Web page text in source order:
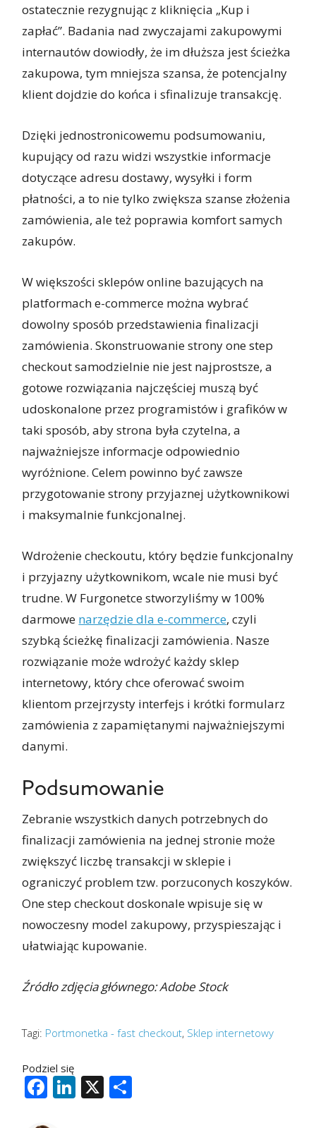
ostatecznie rezygnując z kliknięcia „Kup i
zapłać”. Badania nad zwyczajami zakupowymi
internautów dowiodły, że im dłuższa jest ścieżka
zakupowa, tym mniejsza szansa, że potencjalny
klient dojdzie do końca i sfinalizuje transakcję.
Dzięki jednostronicowemu podsumowaniu,
kupujący od razu widzi wszystkie informacje
dotyczące adresu dostawy, wysyłki i form
płatności, a to nie tylko zwiększa szanse złożenia
zamówienia, ale też poprawia komfort samych
zakupów.
W większości sklepów online bazujących na
platformach e-commerce można wybrać
dowolny sposób przedstawienia finalizacji
zamówienia. Skonstruowanie strony one step
checkout samodzielnie nie jest najprostsze, a
gotowe rozwiązania najczęściej muszą być
udoskonalone przez programistów i grafików w
taki sposób, aby strona była czytelna, a
najważniejsze informacje odpowiednio
wyróżnione. Celem powinno być zawsze
przygotowanie strony przyjaznej użytkownikowi
i maksymalnie funkcjonalnej.
Wdrożenie checkoutu, który będzie funkcjonalny
i przyjazny użytkownikom, wcale nie musi być
trudne. W Furgonetce stworzyliśmy w 100%
darmowe narzędzie dla e-commerce, czyli
szybką ścieżkę finalizacji zamówienia. Nasze
rozwiązanie może wdrożyć każdy sklep
internetowy, który chce oferować swoim
klientom przejrzysty interfejs i krótki formularz
zamówienia z zapamiętanymi najważniejszymi
danymi.
Podsumowanie
Zebranie wszystkich danych potrzebnych do
finalizacji zamówienia na jednej stronie może
zwiększyć liczbę transakcji w sklepie i
ograniczyć problem tzw. porzuconych koszyków.
One step checkout doskonale wpisuje się w
nowoczesny model zakupowy, przyspieszając i
ułatwiając kupowanie.
Źródło zdjęcia głównego: Adobe Stock
Tagi: Portmonetka - fast checkout, Sklep internetowy
Podziel się
Facebook
LinkedIn
X